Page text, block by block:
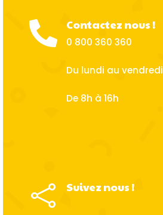
 Contactez nous !
0 800 360 360
Du lundi au vendredi
De 8h à 16h
 Suivez nous !